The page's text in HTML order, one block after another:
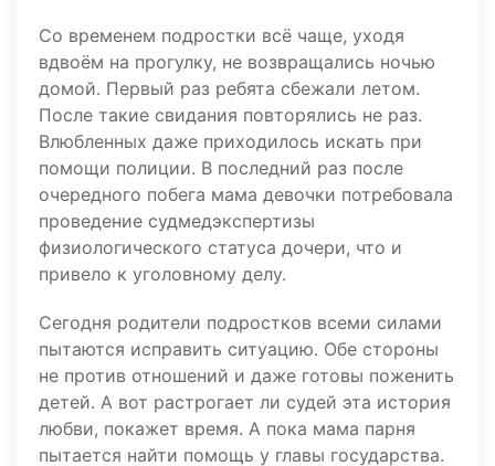
Со временем подростки всё чаще, уходя
вдвоём на прогулку, не возвращались ночью
домой. Первый раз ребята сбежали летом.
После такие свидания повторялись не раз.
Влюбленных даже приходилось искать при
помощи полиции. В последний раз после
очередного побега мама девочки потребовала
проведение судмедэкспертизы
физиологического статуса дочери, что и
привело к уголовному делу.
Сегодня родители подростков всеми силами
пытаются исправить ситуацию. Обе стороны
не против отношений и даже готовы поженить
детей. А вот растрогает ли судей эта история
любви, покажет время. А пока мама парня
пытается найти помощь у главы государства.